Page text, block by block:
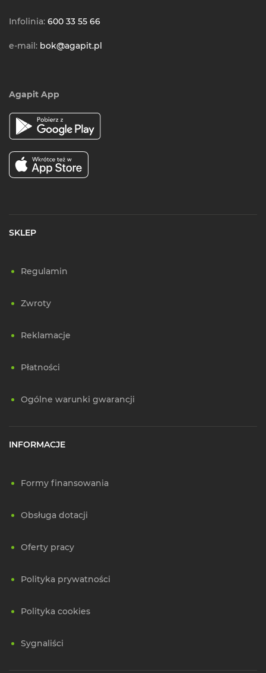
Infolinia: 600 33 55 66
e-mail: bok@agapit.pl
Agapit App
SKLEP
Regulamin
Zwroty
Reklamacje
Płatności
Ogólne warunki gwarancji
INFORMACJE
Formy finansowania
Obsługa dotacji
Oferty pracy
Polityka prywatności
Polityka cookies
Sygnaliści